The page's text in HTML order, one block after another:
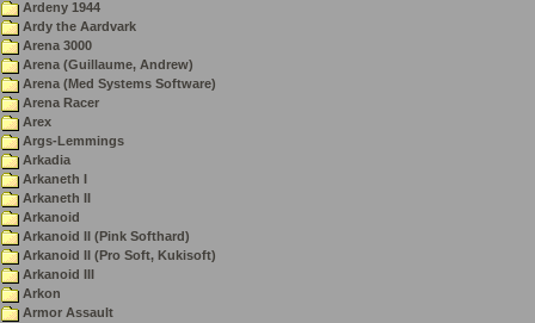
Ardeny 1944
Ardy the Aardvark
Arena 3000
Arena (Guillaume, Andrew)
Arena (Med Systems Software)
Arena Racer
Arex
Args-Lemmings
Arkadia
Arkaneth I
Arkaneth II
Arkanoid
Arkanoid II (Pink Softhard)
Arkanoid II (Pro Soft, Kukisoft)
Arkanoid III
Arkon
Armor Assault